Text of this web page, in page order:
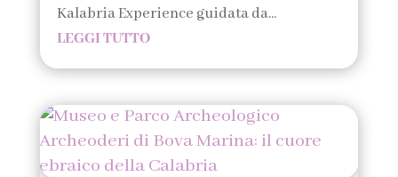
Kalabria Experience guidata da...
LEGGI TUTTO